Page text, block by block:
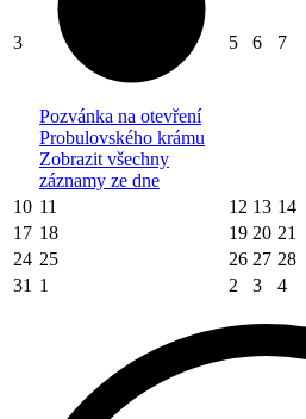
3
Pozvánka na otevření
Probulovského krámu
Zobrazit všechny
záznamy ze dne
5 6 7
10 11 12 13 14
17 18 19 20 21
24 25 26 27 28
31 1 2 3 4